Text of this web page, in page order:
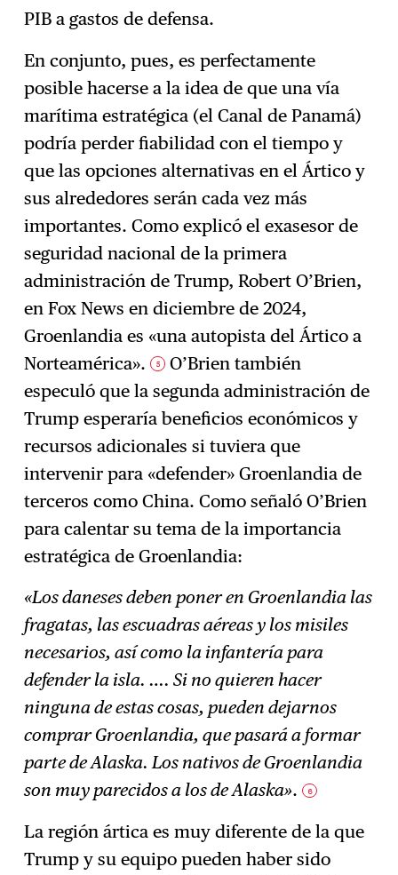
PIB a gastos de defensa.
En conjunto, pues, es perfectamente
posible hacerse a la idea de que una vía
marítima estratégica (el Canal de Panamá)
podría perder fiabilidad con el tiempo y
que las opciones alternativas en el Ártico y
sus alrededores serán cada vez más
importantes. Como explicó el exasesor de
seguridad nacional de la primera
administración de Trump, Robert O’Brien,
en Fox News en diciembre de 2024,
Groenlandia es «una autopista del Ártico a
Norteamérica». 5
O’Brien también
especuló que la segunda administración de
Trump esperaría beneficios económicos y
recursos adicionales si tuviera que
intervenir para «defender» Groenlandia de
terceros como China. Como señaló O’Brien
para calentar su tema de la importancia
estratégica de Groenlandia:
«Los daneses deben poner en Groenlandia las
fragatas, las escuadras aéreas y los misiles
necesarios, así como la infantería para
defender la isla. …. Si no quieren hacer
ninguna de estas cosas, pueden dejarnos
comprar Groenlandia, que pasará a formar
parte de Alaska. Los nativos de Groenlandia
son muy parecidos a los de Alaska». 6
La región ártica es muy diferente de la que
Trump y su equipo pueden haber sido